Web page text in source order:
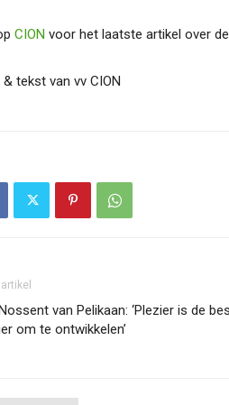
CION voor het laatste artikel over
tekst van vv CION
van Pelikaan: ‘Plezier is de
om te ontwikkelen’